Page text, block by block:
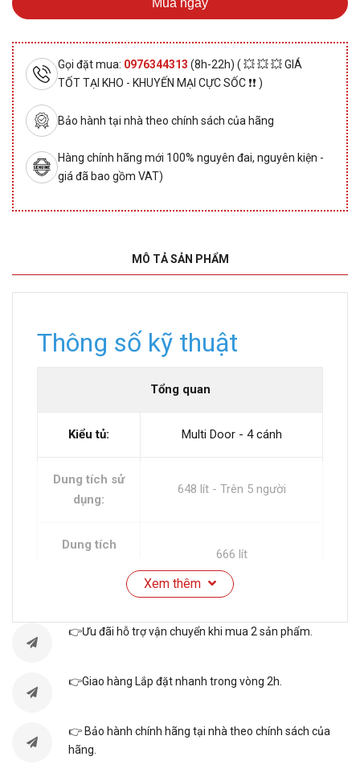
Mua ngay
Gọi đặt mua: 0976344313 (8h-22h) ( 💥 💥 💥 GIÁ
TỐT TẠI KHO - KHUYẾN MẠI CỰC SỐC ❗❗ )
Bảo hành tại nhà theo chính sách của hãng
Hàng chính hãng mới 100% nguyên đai, nguyên kiện -
giá đã bao gồm VAT)
MÔ TẢ SẢN PHẨM
Thông số kỹ thuật
Tổng quan
Kiểu tủ: Multi Door - 4 cánh
Dung tích sử
dụng:
648 lít - Trên 5 người
Dung tích
666 lít
ngăn đá:
259 lít
Dung tích
389 lít
Chất liệu cửa
tủ lạnh:
Xem thêm
👉Ưu đãi hỗ trợ vận chuyển khi mua 2 sản phẩm.
👉Giao hàng Lắp đặt nhanh trong vòng 2h.
👉 Bảo hành chính hãng tại nhà theo chính sách của
hãng.